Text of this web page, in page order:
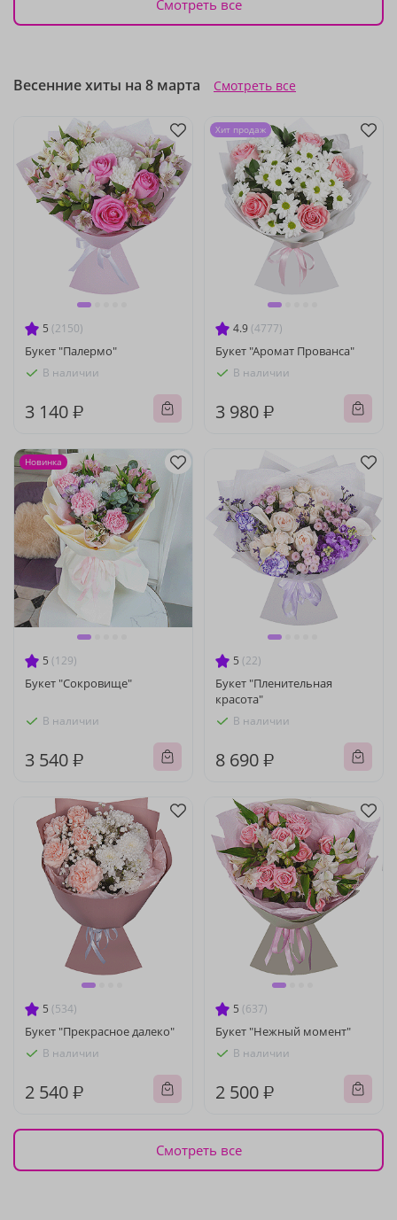
Смотреть все
Весенние хиты на 8 марта Смотреть все
5 (2150)
Букет "Палермо"
В наличии
3 140 ₽
4.9 (4777)
Букет "Аромат Прованса"
В наличии
3 980 ₽
Хит продаж
5 (129)
Букет "Сокровище"
В наличии
3 540 ₽
Новинка
5 (22)
Букет "Пленительная
красота"
В наличии
8 690 ₽
5 (534)
Букет "Прекрасное далеко"
В наличии
2 540 ₽
5 (637)
Букет "Нежный момент"
В наличии
2 500 ₽
Смотреть все